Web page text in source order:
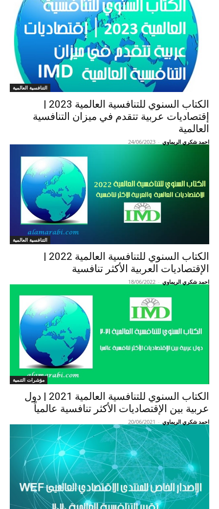
التنافسية العالمية
الكتاب السنوي للتنافسية العالمية 2023 |
إقتصاديات عربية تتقدم في ميزان التنافسية
العالمية
احمد شكري الريماوي -
24/06/2023
التنافسية العالمية
الكتاب السنوي للتنافسية العالمية 2022 |
الإقتصاديات العربية الأكثر تنافسية
احمد شكري الريماوي -
18/06/2022
مؤشرات التنمية
الكتاب السنوي للتنافسية العالمية 2021 | دول
عربية بين الإقتصاديات الأكثر تنافسية عالمياً
احمد شكري الريماوي -
20/06/2021